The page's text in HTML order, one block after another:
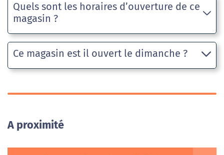
Quels sont les horaires d’ouverture de ce
magasin ?
Ce magasin est il ouvert le dimanche ?
A proximité